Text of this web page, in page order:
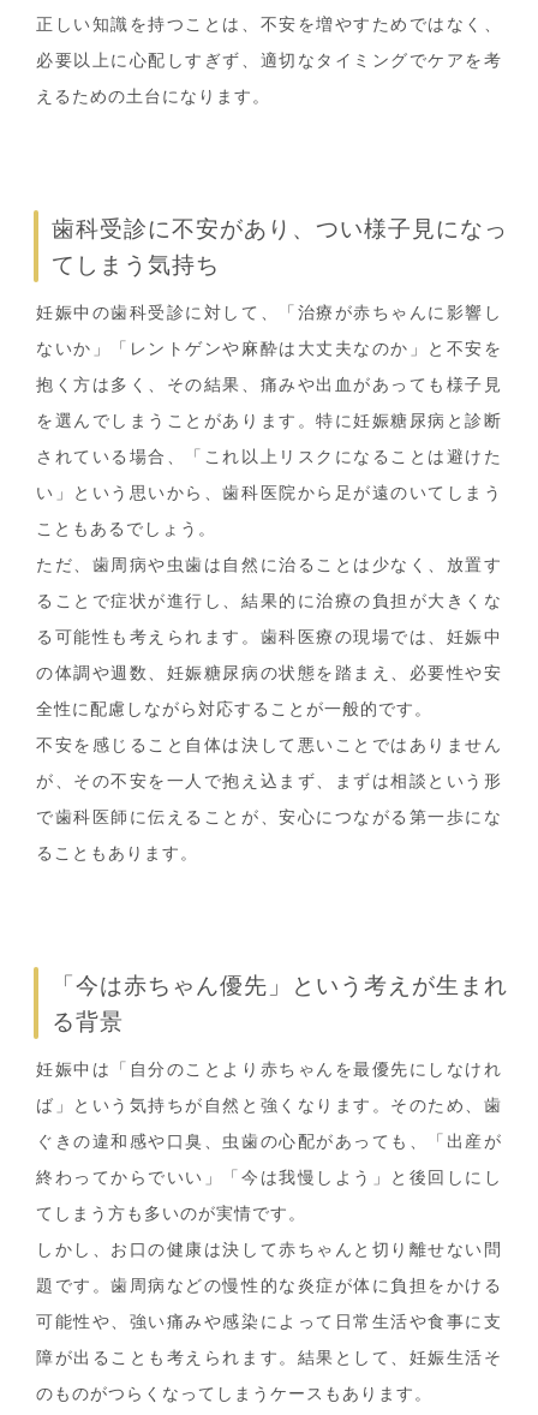
正しい知識を持つことは、不安を増やすためではなく、
必要以上に心配しすぎず、適切なタイミングでケアを考
えるための土台になります。
歯科受診に不安があり、つい様子見になっ
てしまう気持ち
妊娠中の歯科受診に対して、「治療が赤ちゃんに影響し
ないか」「レントゲンや麻酔は大丈夫なのか」と不安を
抱く方は多く、その結果、痛みや出血があっても様子見
を選んでしまうことがあります。特に妊娠糖尿病と診断
されている場合、「これ以上リスクになることは避けた
い」という思いから、歯科医院から足が遠のいてしまう
こともあるでしょう。
ただ、歯周病や虫歯は自然に治ることは少なく、放置す
ることで症状が進行し、結果的に治療の負担が大きくな
る可能性も考えられます。歯科医療の現場では、妊娠中
の体調や週数、妊娠糖尿病の状態を踏まえ、必要性や安
全性に配慮しながら対応することが一般的です。
不安を感じること自体は決して悪いことではありません
が、その不安を一人で抱え込まず、まずは相談という形
で歯科医師に伝えることが、安心につながる第一歩にな
ることもあります。
「今は赤ちゃん優先」という考えが生まれ
る背景
妊娠中は「自分のことより赤ちゃんを最優先にしなけれ
ば」という気持ちが自然と強くなります。そのため、歯
ぐきの違和感や口臭、虫歯の心配があっても、「出産が
終わってからでいい」「今は我慢しよう」と後回しにし
てしまう方も多いのが実情です。
しかし、お口の健康は決して赤ちゃんと切り離せない問
題です。歯周病などの慢性的な炎症が体に負担をかける
可能性や、強い痛みや感染によって日常生活や食事に支
障が出ることも考えられます。結果として、妊娠生活そ
のものがつらくなってしまうケースもあります。